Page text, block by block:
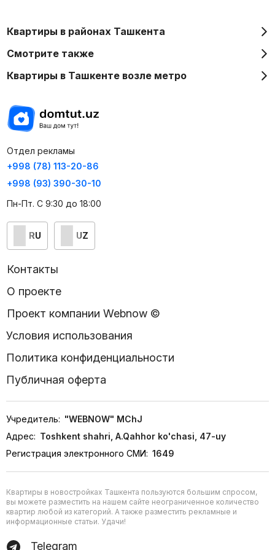
ориентировочно 4-й квартал2027–2028 гг.
Квартиры предлагаются в состоянии «коробка» —
коммуникациям.
Квартиры в районах Ташкента
Смотрите также
Квартиры в Ташкенте возле метро
Отдел рекламы
+998 (78) 113-20-86
+998 (93) 390-30-10
Пн-Пт. С 9:30 до 18:00
RU UZ
Контакты
О проекте
Проект компании Webnow ©
Условия использования
Политика конфиденциальности
Публичная оферта
Учредитель: "WEBNOW" MChJ
Адрес: Toshkent shahri, A.Qahhor ko'chasi, 47-uy
Регистрация электронного СМИ: 1649
Квартиры в новостройках Ташкента пользуются большим спросом,
вы можете разместить на нашем сайте неограниченное количество
квартир любой из категорий. А также разместить рекламные и
информационные статьи. Удачи!
Telegram